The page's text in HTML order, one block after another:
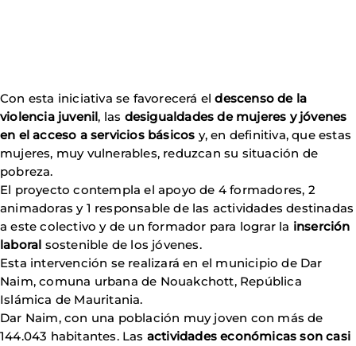
Con esta iniciativa se favorecerá eldescenso de la
violencia juvenil, las desigualdades de mujeres y jóvenes
en el acceso a servicios básicos y, en definitiva, que estas
mujeres, muy vulnerables, reduzcan su situación de
pobreza.
El proyecto contempla el apoyo de 4 formadores, 2
animadoras y 1 responsable de las actividades destinadas
a este colectivo y de un formador para lograr la inserción
laboral sostenible de los jóvenes.
Esta intervención se realizará en el municipio de Dar
Naim, comuna urbana de Nouakchott, República
Islámica de Mauritania.
Dar Naim, con una población muy joven con más de
144.043 habitantes. Las actividades económicas son casi